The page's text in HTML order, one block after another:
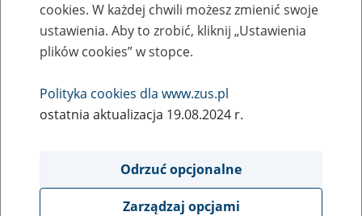
Zaproś ZUS do siebie: eZUS, wizyty
rezerwowane, e-wizyty, Aktywni 50+
Rodzaj wydarzenia
Szkolenia
Obszar merytoryczny
Płatnicy, ubezpieczeni, świadczeniobiorcy
cookies. W każdej chwili możesz zmienić swoje
ustawienia. Aby to zrobić, kliknij „Ustawienia
plików cookies” w stopce.
Polityka cookies dla www.zus.pl
ostatnia aktualizacja 19.08.2024 r.
Odrzuć opcjonalne
Zarządzaj opcjami